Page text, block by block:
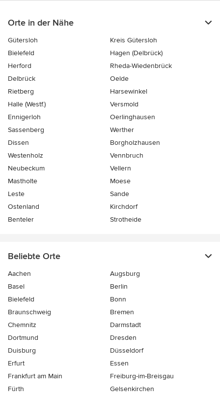
Orte in der Nähe
Gütersloh
Kreis Gütersloh
Bielefeld
Hagen (Delbrück)
Herford
Rheda-Wiedenbrück
Delbrück
Oelde
Rietberg
Harsewinkel
Halle (Westf.)
Versmold
Ennigerloh
Oerlinghausen
Sassenberg
Werther
Dissen
Borgholzhausen
Westenholz
Vennbruch
Neubeckum
Vellern
Mastholte
Moese
Leste
Sande
Ostenland
Kirchdorf
Benteler
Strotheide
Beliebte Orte
Aachen
Augsburg
Basel
Berlin
Bielefeld
Bonn
Braunschweig
Bremen
Chemnitz
Darmstadt
Dortmund
Dresden
Duisburg
Düsseldorf
Erfurt
Essen
Frankfurt am Main
Freiburg-im-Breisgau
Fürth
Gelsenkirchen